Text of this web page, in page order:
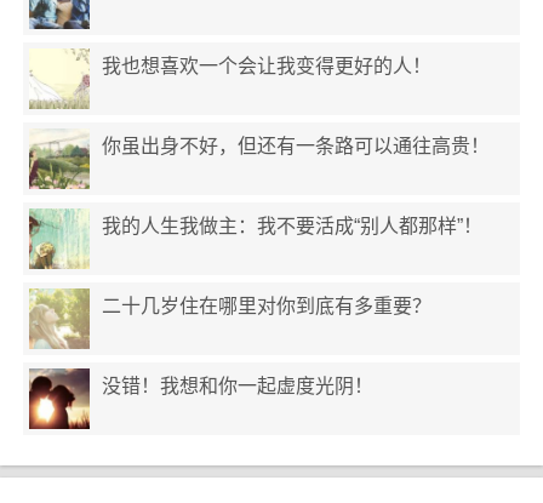
我也想喜欢一个会让我变得更好的人！
你虽出身不好，但还有一条路可以通往高贵！
我的人生我做主：我不要活成“别人都那样”！
二十几岁住在哪里对你到底有多重要？
没错！我想和你一起虚度光阴！